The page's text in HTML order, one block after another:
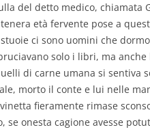
del detto medico, chiamata
età fervente pose a
ci sono uomini che
solo i libri, ma
di carne umana si sentiva
morto il conte e lui nelle
fieramente rimase
se onesta cagione avesse